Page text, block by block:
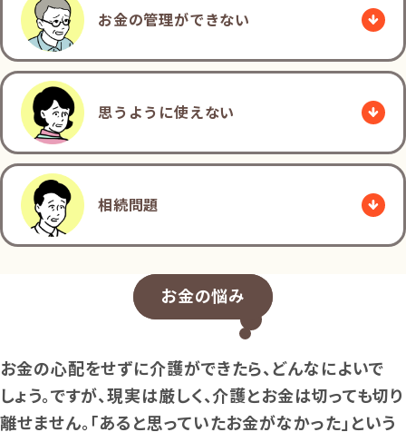
お金の管理ができない
思うように使えない
相続問題
お金の悩み
お金の心配をせずに介護ができたら、どんなによいで
しょう。ですが、現実は厳しく、介護とお金は切っても切り
離せません。「あると思っていたお金がなかった」という